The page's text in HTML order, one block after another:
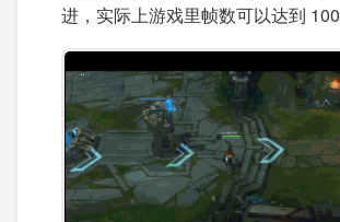
进，实际上游戏里帧数可以达到 100